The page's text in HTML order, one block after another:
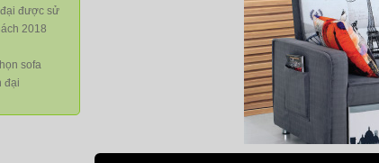
được sử
2018
sofa
đại